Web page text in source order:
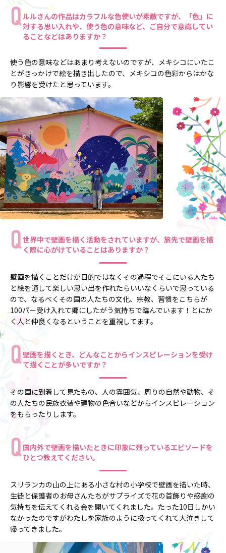
ルルさんの作品はカラフルな色使いが素敵ですが、「色」に
対する思い入れや、使う色の意味など、ご自分で意識してい
ることなどはありますか？
使う色の意味などはあまり考えないのですが、メキシコにいたこ
とがきっかけで絵を描き出したので、メキシコの色彩からはかな
り影響を受けたと思っています。
世界中で壁画を描く活動をされていますが、旅先で壁画を描
く際に心がけていることはありますか？
壁画を描くことだけが目的ではなくその過程でそこにいる人たち
と絵を通して楽しい思い出を作れたらいいなくらいで思っている
ので、なるべくその国の人たちの文化、宗教、習慣をこちらが
100パー受け入れて郷にしたがう気持ちで臨んでいます！とにか
く人と仲良くなるということを重視してます。
壁画を描くとき、どんなことからインスピレーションを受け
て描くことが多いですか？
その国に到着して見たもの、人の雰囲気、周りの自然や動物、そ
の人たちの民族衣装や建物の色合いなどからインスピレーション
をもらったりします。
国内外で壁画を描いたときに印象に残っているエピソードを
ひとつ教えてください。
スリランカの山の上にある小さな村の小学校で壁画を描いた時、
生徒と保護者のお母さんたちがサプライズで花の首飾りや感謝の
気持ちを伝えてくれる会を開いてくれました。たった10日しかい
なかったのですがわたしを家族のように扱ってくれて大泣きして
帰ってきました。